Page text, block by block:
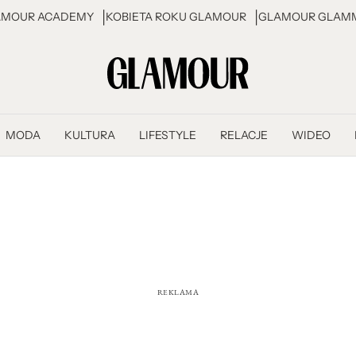
ACADEMY KOBIETA ROKU GLAMOUR GLAMOUR
MODA KULTURA LIFESTYLE RELACJE WIDEO